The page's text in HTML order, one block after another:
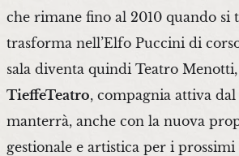
che rimane fino al 2010 quando si
trasforma nell’Elfo Puccini di
sala diventa quindi Teatro Menotti,
TieffeTeatro, compagnia attiva dal
manterrà, anche con la nuova
gestionale e artistica per i prossimi